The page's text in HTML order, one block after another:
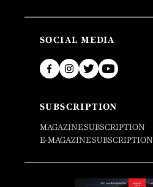
SOCIAL MEDIA
SUBSCRIPTION
MAGAZINE SUBSCRIPTION
E-MAGAZINE SUBSCRIPTION